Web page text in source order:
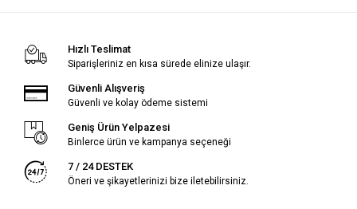
Hızlı Teslimat
Siparişleriniz en kısa sürede elinize ulaşır.
Güvenli Alışveriş
Güvenli ve kolay ödeme sistemi
Geniş Ürün Yelpazesi
Binlerce ürün ve kampanya seçeneği
7 / 24 DESTEK
Öneri ve şikayetlerinizi bize iletebilirsiniz.